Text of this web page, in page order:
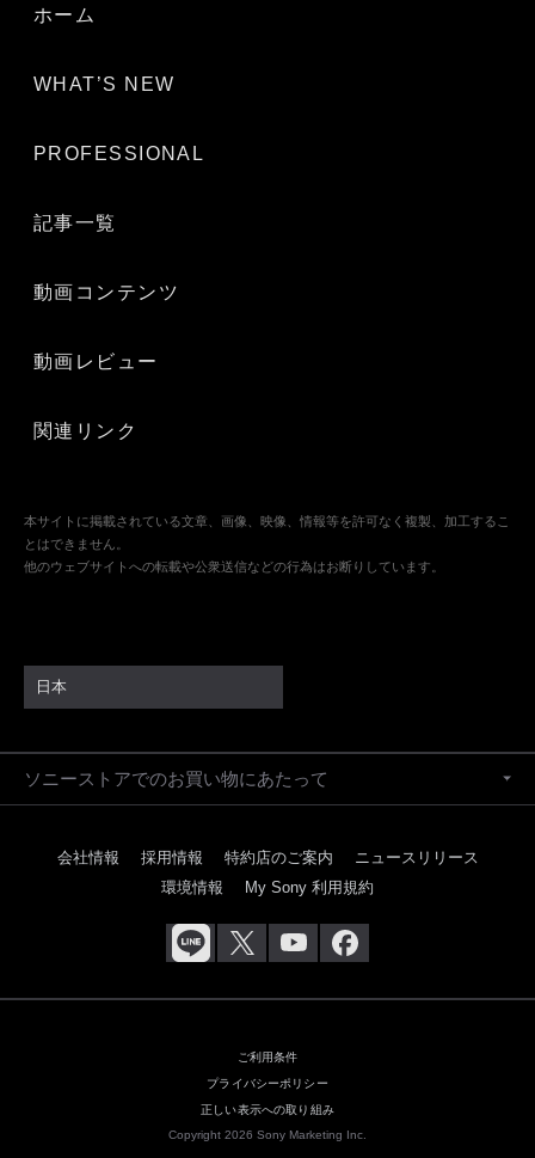
ホーム
WHAT’S NEW
PROFESSIONAL
記事一覧
動画コンテンツ
動画レビュー
関連リンク
本サイトに掲載されている文章、画像、映像、情報等を許可なく複製、加工するこ
とはできません。
他のウェブサイトへの転載や公衆送信などの行為はお断りしています。
日本
ソニーストアでのお買い物にあたって
会社情報 採用情報 特約店のご案内
ニュースリリース
環境情報
My Sony 利用規約
ご利用条件
プライバシーポリシー
正しい表示への取り組み
Copyright 2026 Sony Marketing Inc.